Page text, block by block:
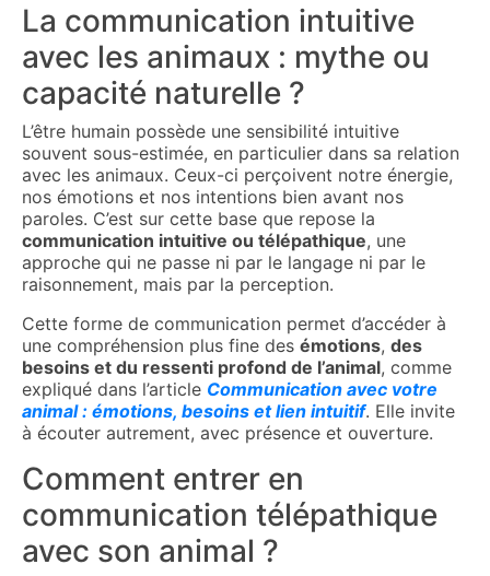
La communication intuitive
avec les animaux : mythe ou
capacité naturelle ?
L’être humain possède une sensibilité intuitive
souvent sous-estimée, en particulier dans sa relation
avec les animaux. Ceux-ci perçoivent notre énergie,
nos émotions et nos intentions bien avant nos
paroles. C’est sur cette base que repose la
communication intuitive ou télépathique, une
approche qui ne passe ni par le langage ni par le
raisonnement, mais par la perception.
Cette forme de communication permet d’accéder à
une compréhension plus fine des émotions, des
besoins et du ressenti profond de l’animal, comme
expliqué dans l’article Communication avec votre
animal : émotions, besoins et lien intuitif. Elle invite
à écouter autrement, avec présence et ouverture.
Comment entrer en
communication télépathique
avec son animal ?